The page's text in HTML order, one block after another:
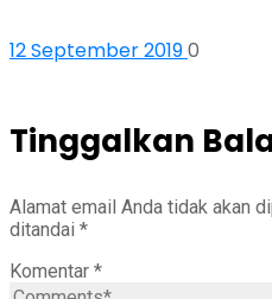
12 September 20190
Tinggalkan
Alamat email Anda tidak akan
ditandai *
Komentar *